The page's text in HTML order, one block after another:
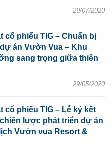
29/07/2020
cổ phiếu TIG – Chuẩn bị
án Vườn Vua – Khu
sang trọng giữa thiên
29/05/2020
cổ phiếu TIG – Lễ ký kết
lược phát triển dự án
Vườn vua Resort &